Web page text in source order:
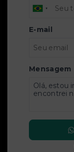
E-mail
Mensagem